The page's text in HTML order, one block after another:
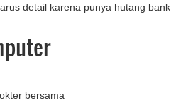
detail karena punya hutang bank
bersama